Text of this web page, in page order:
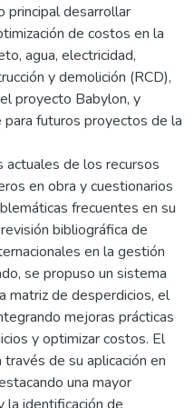
principal desarrollar
de costos en la
agua, electricidad,
y demolición (RCD),
proyecto Babylon, y
futuros proyectos de la
actuales de los recursos
en obra y cuestionarios
frecuentes en su
bibliográfica de
en la gestión
se propuso un sistema
matriz de desperdicios, el
mejoras prácticas
y optimizar costos. El
de su aplicación en
una mayor